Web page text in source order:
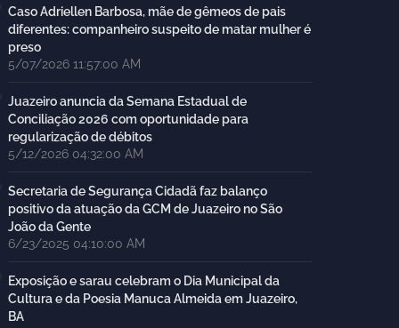
Caso Adriellen Barbosa, mãe de gêmeos de pais
diferentes: companheiro suspeito de matar mulher é
preso
5/07/2026 11:57:00 AM
Juazeiro anuncia da Semana Estadual de
Conciliação 2026 com oportunidade para
regularização de débitos
5/12/2026 04:32:00 AM
Secretaria de Segurança Cidadã faz balanço
positivo da atuação da GCM de Juazeiro no São
João da Gente
6/23/2025 04:10:00 AM
Exposição e sarau celebram o Dia Municipal da
Cultura e da Poesia Manuca Almeida em Juazeiro,
BA